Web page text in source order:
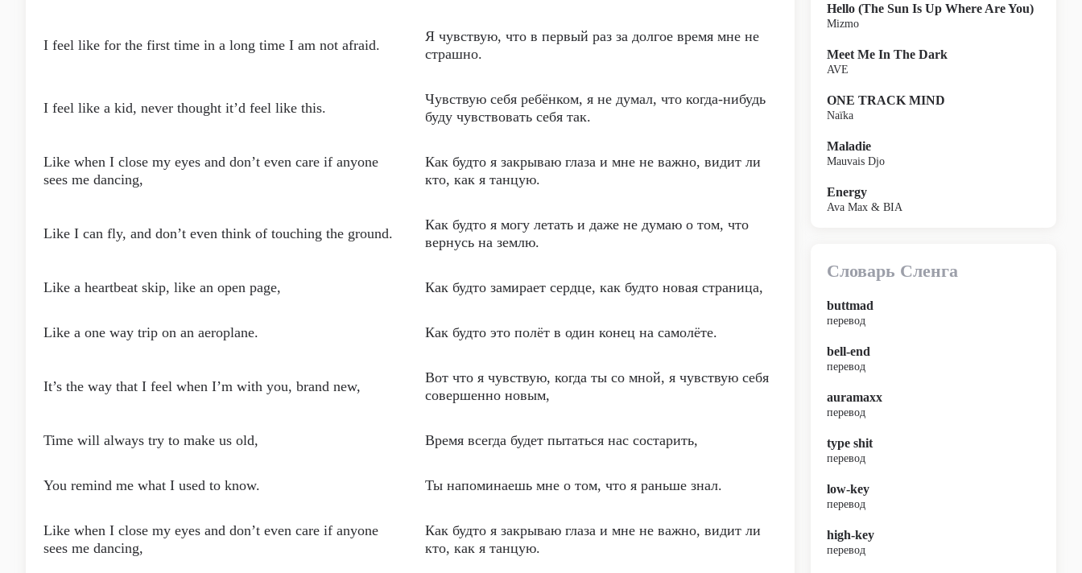
I feel like for the first time in a long time I am not afraid.
Я чувствую, что в первый раз за долгое время мне не
страшно.
I feel like a kid, never thought it’d feel like this.
Чувствую себя ребёнком, я не думал, что когда-нибудь
буду чувствовать себя так.
Like when I close my eyes and don’t even care if anyone
sees me dancing,
Как будто я закрываю глаза и мне не важно, видит ли
кто, как я танцую.
Like I can fly, and don’t even think of touching the ground.
Как будто я могу летать и даже не думаю о том, что
вернусь на землю.
Like a heartbeat skip, like an open page, Как будто замирает сердце, как будто новая страница,
Like a one way trip on an aeroplane. Как будто это полёт в один конец на самолёте.
It’s the way that I feel when I’m with you, brand new,
Вот что я чувствую, когда ты со мной, я чувствую себя
совершенно новым,
Time will always try to make us old, Время всегда будет пытаться нас состарить,
You remind me what I used to know. Ты напоминаешь мне о том, что я раньше знал.
Like when I close my eyes and don’t even care if anyone
sees me dancing,
Как будто я закрываю глаза и мне не важно, видит ли
кто, как я танцую.
Hello (The Sun Is Up Where Are You)
Mizmo
Meet Me In The Dark
AVE
ONE TRACK MIND
Naïka
Maladie
Mauvais Djo
Energy
Ava Max & BIA
Словарь Сленга
buttmad
перевод
bell-end
перевод
auramaxx
перевод
type shit
перевод
low-key
перевод
high-key
перевод